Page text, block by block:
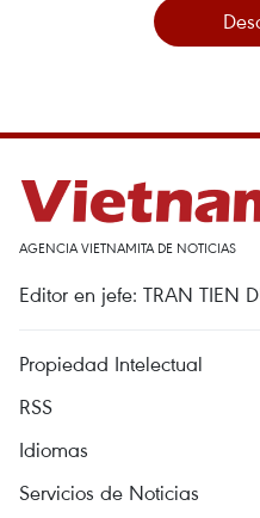
AGENCIA VIETNAMITA DE NOTICIAS
Editor en jefe: TRAN TIEN
Propiedad Intelectual
RSS
Idiomas
Servicios de Noticias